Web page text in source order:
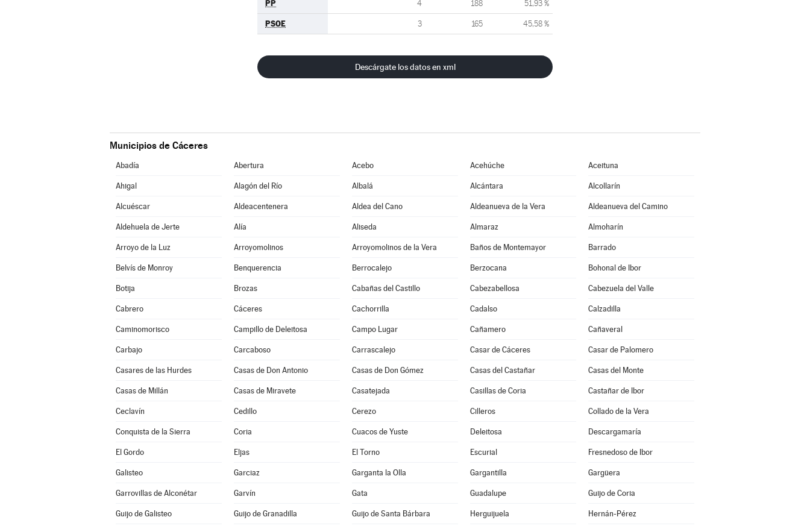
PP 4 188 51,93 %
PSOE 3 165 45,58 %
Descárgate los datos en xml
Municipios de Cáceres
Abadía Abertura Acebo Acehúche Aceituna
Ahigal Alagón del Río Albalá Alcántara Alcollarín
Alcuéscar Aldeacentenera Aldea del Cano Aldeanueva de la Vera Aldeanueva del Camino
Aldehuela de Jerte Alía Aliseda Almaraz Almoharín
Arroyo de la Luz Arroyomolinos Arroyomolinos de la Vera Baños de Montemayor Barrado
Belvís de Monroy Benquerencia Berrocalejo Berzocana Bohonal de Ibor
Botija Brozas Cabañas del Castillo Cabezabellosa Cabezuela del Valle
Cabrero Cáceres Cachorrilla Cadalso Calzadilla
Caminomorisco Campillo de Deleitosa Campo Lugar Cañamero Cañaveral
Carbajo Carcaboso Carrascalejo Casar de Cáceres Casar de Palomero
Casares de las Hurdes Casas de Don Antonio Casas de Don Gómez Casas del Castañar Casas del Monte
Casas de Millán Casas de Miravete Casatejada Casillas de Coria Castañar de Ibor
Ceclavín Cedillo Cerezo Cilleros Collado de la Vera
Conquista de la Sierra Coria Cuacos de Yuste Deleitosa Descargamaría
El Gordo Eljas El Torno Escurial Fresnedoso de Ibor
Galisteo Garciaz Garganta la Olla Gargantilla Gargüera
Garrovillas de Alconétar Garvín Gata Guadalupe Guijo de Coria
Guijo de Galisteo Guijo de Granadilla Guijo de Santa Bárbara Herguijuela Hernán-Pérez